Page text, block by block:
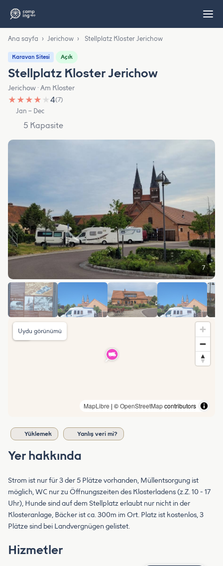
Ana sayfa › Jerichow › Stellplatz Kloster Jerichow
Karavan Sitesi Açık
Stellplatz Kloster Jerichow
Jerichow · Am Kloster
★ ★ ★ ★ ★4(7)
Jan – Dec
5 Kapasite
7
MapLibre | ©OpenStreetMapcontributors
Uydu görünümü
Yüklemek Yanlış veri mi?
Yer hakkında
Strom ist nur für 3 der 5 Plätze vorhanden, Müllentsorgung ist
möglich, WC nur zu Öffnungszeiten des Klosterladens (z.Z. 10 - 17
Uhr), Hunde sind auf dem Stellplatz erlaubt nur nicht in der
Klosteranlage, Bäcker ist ca. 300m im Ort. Platz ist kostenlos, 3
Plätze sind bei Landvergnügen gelistet.
Hizmetler